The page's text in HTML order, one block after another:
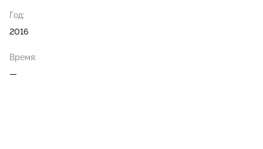
Год:
2016
Время:
—